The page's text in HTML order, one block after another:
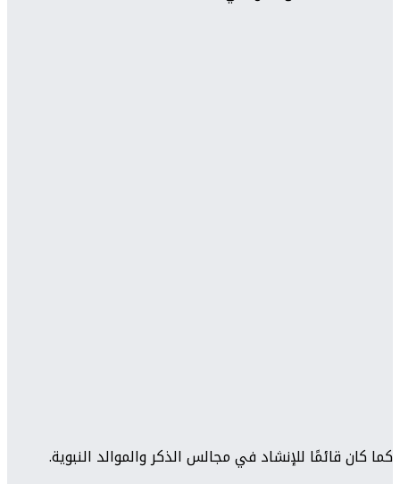
كما كان قائمًا للإنشاد في مجالس الذكر والموالد النبوية.